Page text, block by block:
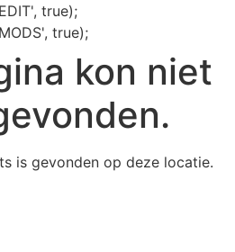
true);
true);
kon niet
is gevonden op deze locatie.